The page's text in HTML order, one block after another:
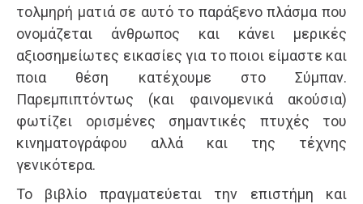
τολμηρή ματιά σε αυτό το παράξενο πλάσμα που
ονομάζεται άνθρωπος και κάνει μερικές
αξιοσημείωτες εικασίες για το ποιοι είμαστε και
ποια θέση κατέχουμε στο Σύμπαν.
Παρεμπιπτόντως (και φαινομενικά ακούσια)
φωτίζει ορισμένες σημαντικές πτυχές του
κινηματογράφου αλλά και της τέχνης
γενικότερα.
Το βιβλίο πραγματεύεται την επιστήμη και